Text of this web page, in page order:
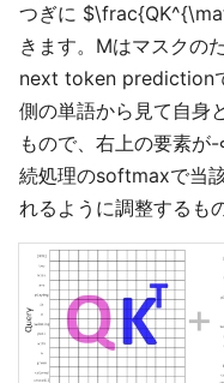
つぎに
きます。Mはマスクの
next token prediction
側の単語から見て自身
もので、右上の要素
続処理のsoftmaxで当
れるように調整するも